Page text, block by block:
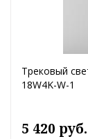
Трековый
18W4K-W-1
5 420 руб.